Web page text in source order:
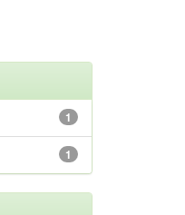
1
1